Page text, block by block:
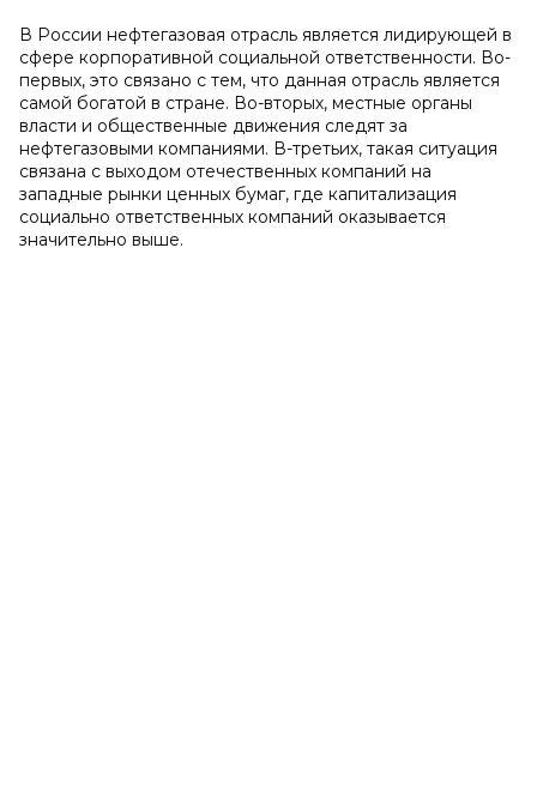
В России нефтегазовая отрасль является лидирующей в
сфере корпоративной социальной ответственности. Во-
первых, это связано с тем, что данная отрасль является
самой богатой в стране. Во-вторых, местные органы
власти и общественные движения следят за
нефтегазовыми компаниями. В-третьих, такая ситуация
связана с выходом отечественных компаний на
западные рынки ценных бумаг, где капитализация
социально ответственных компаний оказывается
значительно выше.